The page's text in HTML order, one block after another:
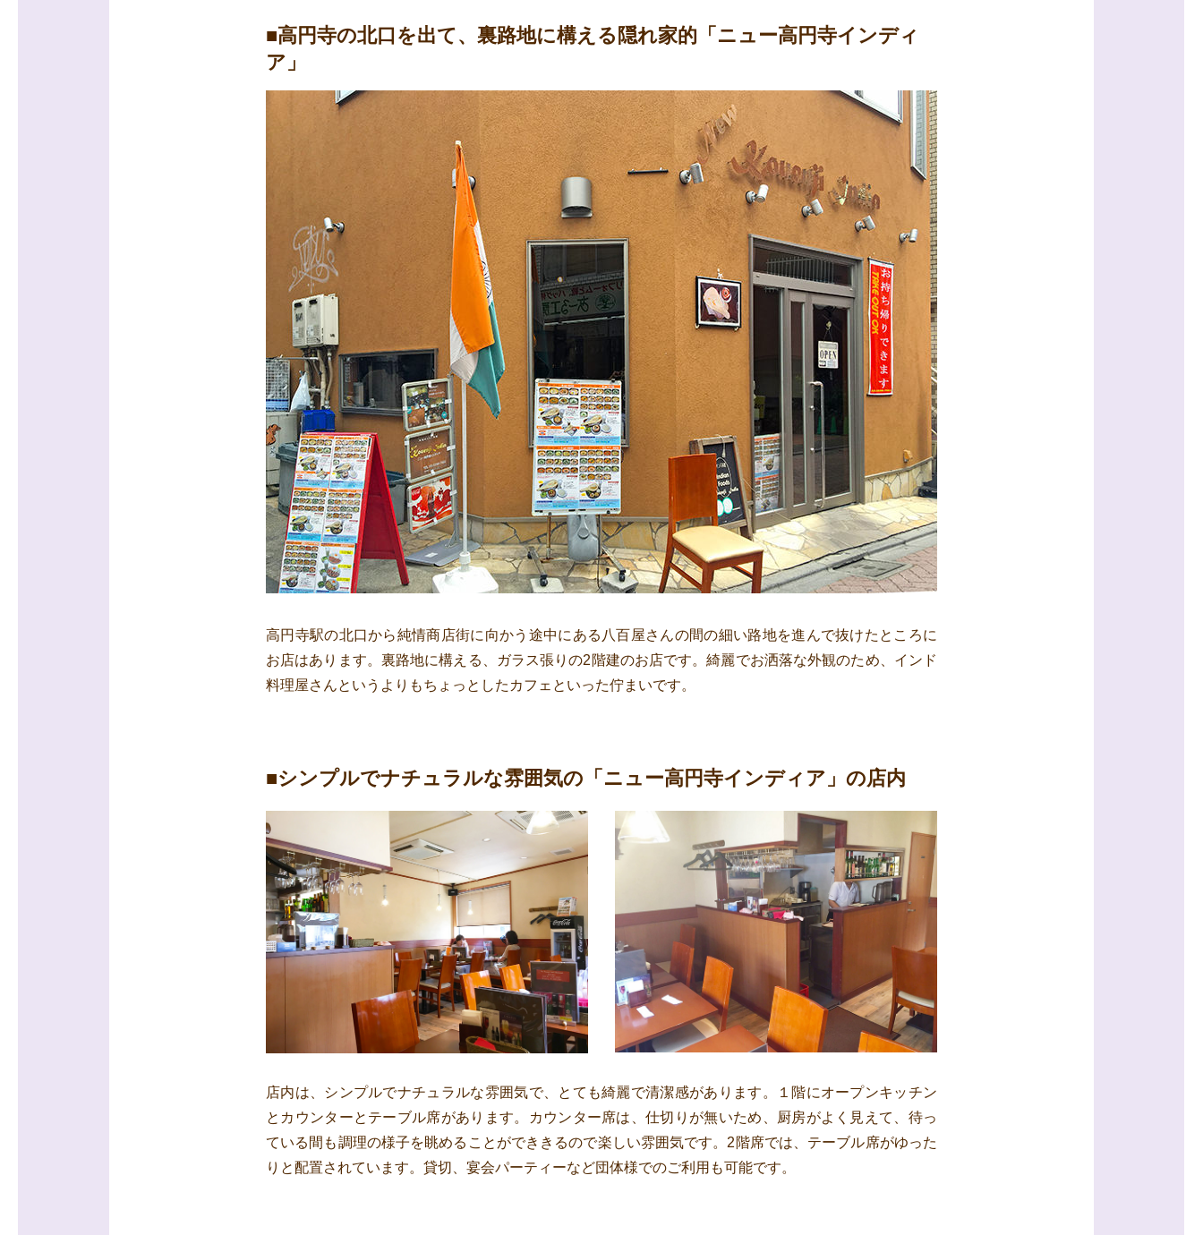
■高円寺の北口を出て、裏路地に構える隠れ家的「ニュー高円寺インディ
ア」
高円寺駅の北口から純情商店街に向かう途中にある八百屋さんの間の細い路地を進んで抜けたところに
お店はあります。裏路地に構える、ガラス張りの2階建のお店です。綺麗でお洒落な外観のため、インド
料理屋さんというよりもちょっとしたカフェといった佇まいです。
■シンプルでナチュラルな雰囲気の「ニュー高円寺インディア」の店内
店内は、シンプルでナチュラルな雰囲気で、とても綺麗で清潔感があります。１階にオープンキッチン
とカウンターとテーブル席があります。カウンター席は、仕切りが無いため、厨房がよく見えて、待っ
ている間も調理の様子を眺めることができきるので楽しい雰囲気です。2階席では、テーブル席がゆった
りと配置されています。貸切、宴会パーティーなど団体様でのご利用も可能です。